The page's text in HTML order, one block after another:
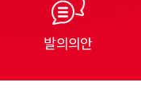
발의의안